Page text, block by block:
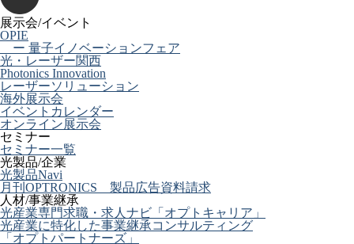
展示会/イベント
OPIE
ー 量子イノベーションフェア
光・レーザー関西
Photonics Innovation
レーザーソリューション
海外展示会
イベントカレンダー
オンライン展示会
セミナー
セミナー一覧
光製品/企業
光製品Navi
月刊OPTRONICS 製品広告資料請求
人材/事業継承
光産業専門求職・求人ナビ「オプトキャリア」
光産業に特化した事業継承コンサルティング
「オプトパートナーズ」